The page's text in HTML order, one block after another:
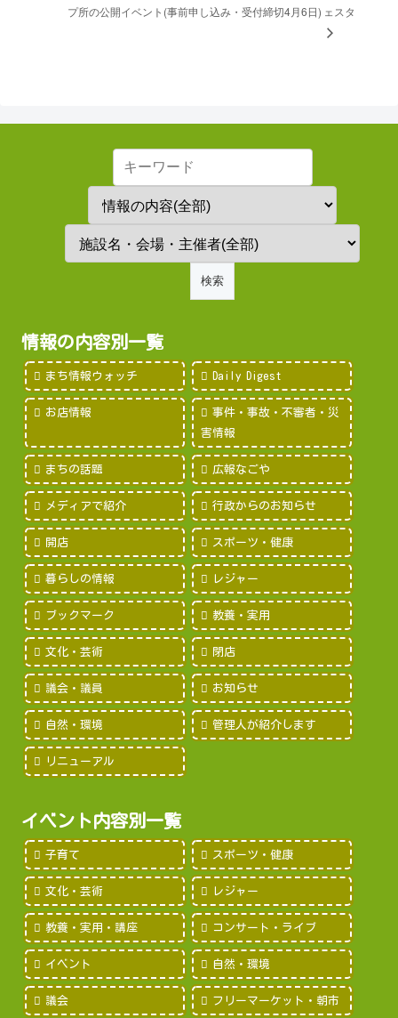
プ所の公開イベント(事前申し込み・受付締切4月6日) ェスタ
情報の内容別一覧
まち情報ウォッチ Daily Digest
お店情報
事件・事故・不審者・災
害情報
まちの話題 広報なごや
メディアで紹介 行政からのお知らせ
開店 スポーツ・健康
暮らしの情報 レジャー
ブックマーク 教養・実用
文化・芸術 閉店
議会・議員 お知らせ
自然・環境 管理人が紹介します
リニューアル
イベント内容別一覧
子育て スポーツ・健康
文化・芸術 レジャー
教養・実用・講座 コンサート・ライブ
イベント 自然・環境
議会 フリーマーケット・朝市